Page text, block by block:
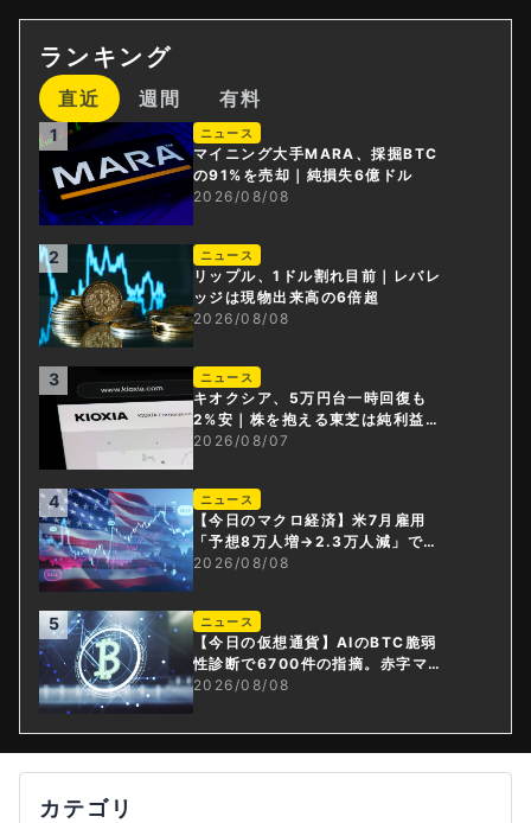
ランキング
直近 週間 有料
1 ニュース
マイニング大手MARA、採掘BTC
の91%を売却｜純損失6億ドル
2026/08/08
2 ニュース
リップル、1ドル割れ目前｜レバレ
ッジは現物出来高の6倍超
2026/08/08
3 ニュース
キオクシア、5万円台一時回復も
2%安｜株を抱える東芝は純利益3
0倍
2026/08/07
4 ニュース
【今日のマクロ経済】米7月雇用
「予想8万人増→2.3万人減」で利
上げ観測後退
2026/08/08
5 ニュース
【今日の仮想通貨】AIのBTC脆弱
性診断で6700件の指摘。赤字マイ
ニング企業はAIに賭ける
2026/08/08
カテゴリ